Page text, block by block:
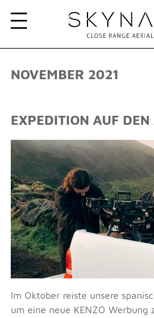
NOVEMBER 2021
EXPEDITION AUF DEN
Im Oktober reiste unsere
um eine neue KENZO Werbung